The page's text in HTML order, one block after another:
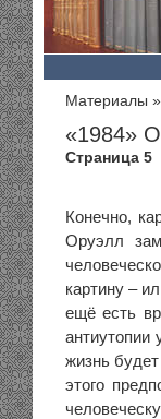
Материалы »
«1984»
Страница 5
Конечно,
Оруэлл
картину –
ещё есть
антиутопии
жизнь
этого